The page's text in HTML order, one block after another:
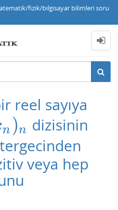
fizik/bilgisayar bilimleri soru
reel sayıya
n )n
) n
dizisinin
veya hep